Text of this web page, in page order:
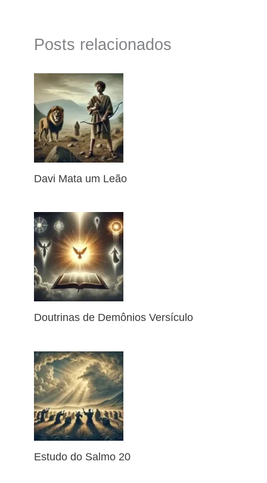
Posts relacionados
Davi Mata um Leão
Doutrinas de Demônios Versículo
Estudo do Salmo 20